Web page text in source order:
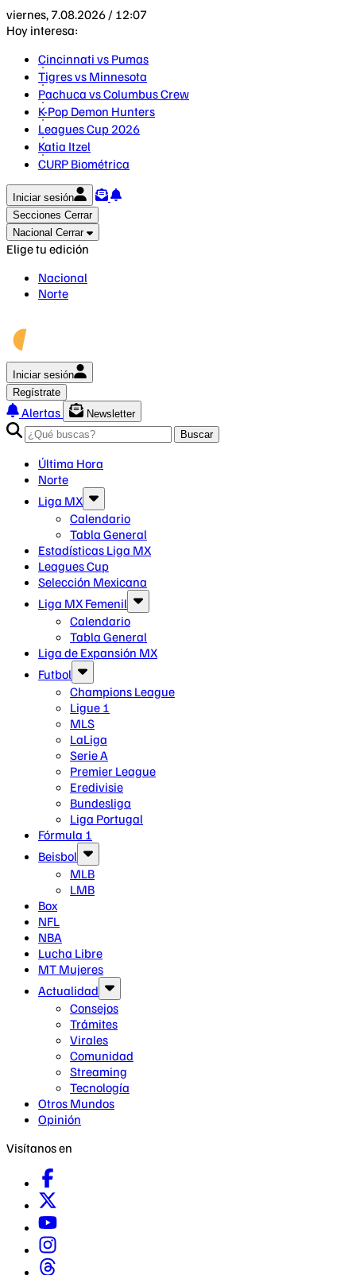
viernes, 7.08.2026 / 12:07
Hoy interesa:
Cincinnati vs Pumas
Tigres vs Minnesota
Pachuca vs Columbus Crew
K-Pop Demon Hunters
Leagues Cup 2026
Katia Itzel
CURP Biométrica
Iniciar sesión
Secciones Cerrar
Nacional Cerrar
Elige tu edición
Nacional
Norte
Iniciar sesión
Regístrate
Alertas
Newsletter
Buscar
Última Hora
Norte
Liga MX
Calendario
Tabla General
Estadísticas Liga MX
Leagues Cup
Selección Mexicana
Liga MX Femenil
Calendario
Tabla General
Liga de Expansión MX
Futbol
Champions League
Ligue 1
MLS
LaLiga
Serie A
Premier League
Eredivisie
Bundesliga
Liga Portugal
Fórmula 1
Beisbol
MLB
LMB
Box
NFL
NBA
Lucha Libre
MT Mujeres
Actualidad
Consejos
Trámites
Virales
Comunidad
Streaming
Tecnología
Otros Mundos
Opinión
Visítanos en